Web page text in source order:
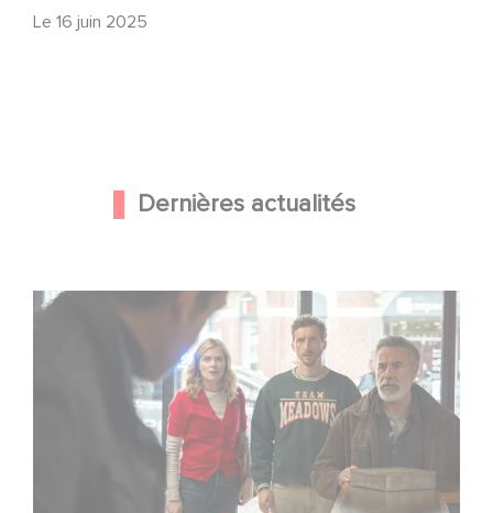
Le 16 juin 2025
Dernières actualités
Une nouvelle comédie avec Baptiste Lecaplain et José
Garcia en 2027 !